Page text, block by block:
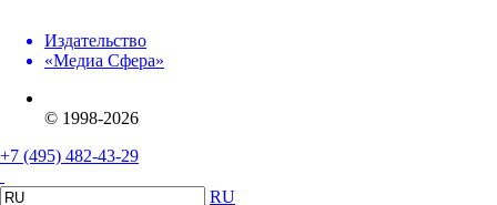
Издательство
«Медиа Сфера»
© 1998-2026
+7 (495) 482-43-29
RU